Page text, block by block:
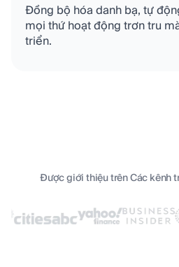
Đồng bộ hóa danh bạ, tự
mọi thứ hoạt động trơn tru
triển.
Được giới thiệu trên Các kênh